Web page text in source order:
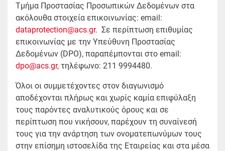
Τμήμα Προστασίας Προσωπικών Δεδομένων στα
ακόλουθα στοιχεία επικοινωνίας: email:
dataprotection@acs.gr. Σε περίπτωση επιθυμίας
επικοινωνίας με την Υπεύθυνη Προστασίας
Δεδομένων (DPO), παραπέμπονται στο email:
dpo@acs.gr, τηλέφωνο: 211 9994480.
Όλοι οι συμμετέχοντες στον διαγωνισμό
αποδέχονται πλήρως και χωρίς καμία επιφύλαξη
τους παρόντες αναλυτικούς όρους και σε
περίπτωση που νικήσουν, παρέχουν τη συναίνεσή
τους για την ανάρτηση των ονοματεπωνύμων τους
στην επίσημη ιστοσελίδα της Εταιρείας και στα μέσα